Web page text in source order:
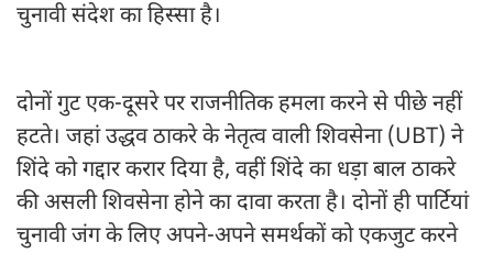
चुनावी संदेश का हिस्सा है।
दोनों गुट एक-दूसरे पर राजनीतिक हमला करने से पीछे नहीं
हटते। जहां उद्धव ठाकरे के नेतृत्व वाली शिवसेना (UBT) ने
शिंदे को गद्दार करार दिया है, वहीं शिंदे का धड़ा बाल ठाकरे
की असली शिवसेना होने का दावा करता है। दोनों ही पार्टियां
चुनावी जंग के लिए अपने-अपने समर्थकों को एकजुट करने